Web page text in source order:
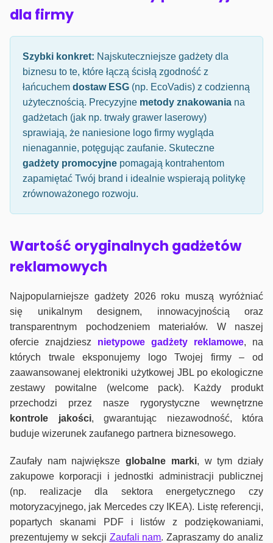
dla firmy
Szybki konkret: Najskuteczniejsze gadżety dla
biznesu to te, które łączą ścisłą zgodność z
łańcuchem dostaw ESG (np. EcoVadis) z codzienną
użytecznością. Precyzyjne metody znakowania na
gadżetach (jak np. trwały grawer laserowy)
sprawiają, że naniesione logo firmy wygląda
nienagannie, potęgując zaufanie. Skuteczne
gadżety promocyjne pomagają kontrahentom
zapamiętać Twój brand i idealnie wspierają politykę
zrównoważonego rozwoju.
Wartość oryginalnych gadżetów
reklamowych
Najpopularniejsze gadżety 2026 roku muszą wyróżniać
się unikalnym designem, innowacyjnością oraz
transparentnym pochodzeniem materiałów. W naszej
ofercie znajdziesz nietypowe gadżety reklamowe, na
których trwale eksponujemy logo Twojej firmy – od
zaawansowanej elektroniki użytkowej JBL po ekologiczne
zestawy powitalne (welcome pack). Każdy produkt
przechodzi przez nasze rygorystyczne wewnętrzne
kontrole jakości, gwarantując niezawodność, która
buduje wizerunek zaufanego partnera biznesowego.
Zaufały nam największeglobalne marki, w tym działy
zakupowe korporacji i jednostki administracji publicznej
(np. realizacje dla sektora energetycznego czy
motoryzacyjnego, jak Mercedes czy IKEA). Listę referencji,
popartych skanami PDF i listów z podziękowaniami,
prezentujemy w sekcji Zaufali nam. Zapraszamy do analiz